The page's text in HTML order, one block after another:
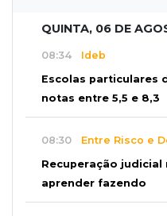
QUINTA, 06 DE
08:34 Ideb
Escolas particulares
notas entre 5,5 e 8,3
08:30 Entre Risco e
Recuperação judicial
aprender fazendo